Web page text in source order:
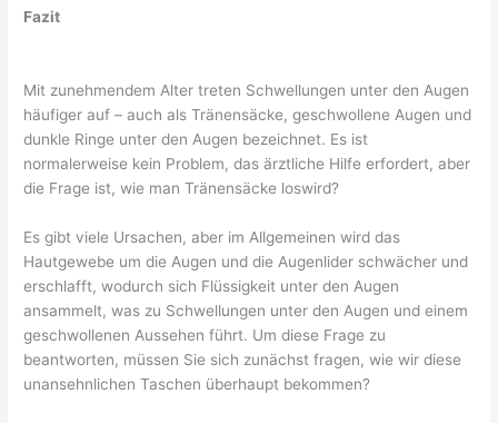
Fazit
Mit zunehmendem Alter treten Schwellungen unter den Augen
häufiger auf – auch als Tränensäcke, geschwollene Augen und
dunkle Ringe unter den Augen bezeichnet. Es ist
normalerweise kein Problem, das ärztliche Hilfe erfordert, aber
die Frage ist, wie man Tränensäcke loswird?
Es gibt viele Ursachen, aber im Allgemeinen wird das
Hautgewebe um die Augen und die Augenlider schwächer und
erschlafft, wodurch sich Flüssigkeit unter den Augen
ansammelt, was zu Schwellungen unter den Augen und einem
geschwollenen Aussehen führt. Um diese Frage zu
beantworten, müssen Sie sich zunächst fragen, wie wir diese
unansehnlichen Taschen überhaupt bekommen?